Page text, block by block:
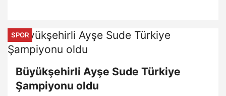
SPOR
Büyükşehirli Ayşe Sude Türkiye
Şampiyonu oldu